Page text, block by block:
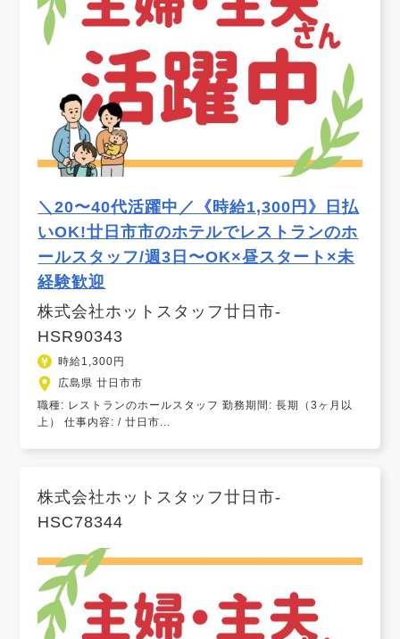
＼20〜40代活躍中／《時給1,300円》日払
いOK!廿日市市のホテルでレストランのホ
ールスタッフ/週3日〜OK×昼スタート×未
経験歓迎
株式会社ホットスタッフ廿日市-
HSR90343
時給1,300円
広島県 廿日市市
職種: レストランのホールスタッフ 勤務期間: 長期（3ヶ月以
上） 仕事内容: / 廿日市...
株式会社ホットスタッフ廿日市-
HSC78344